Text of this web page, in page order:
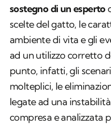
sostegno di un esperto
scelte del gatto, le
ambiente di vita e gli
ad un utilizzo corretto
punto, infatti, gli
molteplici, le
legate ad una
compresa e analizzata